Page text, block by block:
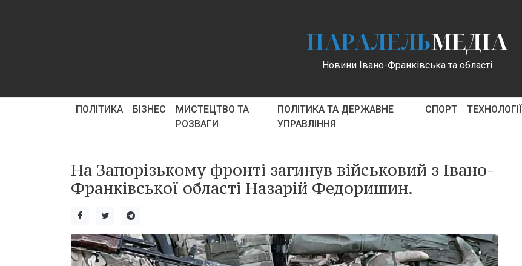
ПАРАЛЕЛЬМЕДІА
Новини Івано-Франківська та області
ПОЛІТИКА БІЗНЕС
МИСТЕЦТВО ТА
РОЗВАГИ
ПОЛІТИКА ТА ДЕРЖАВНЕ
УПРАВЛІННЯ
СПОРТ ТЕХНОЛОГІЇ
На Запорізькому фронті загинув військовий з Івано-
Франківської області Назарій Федоришин.